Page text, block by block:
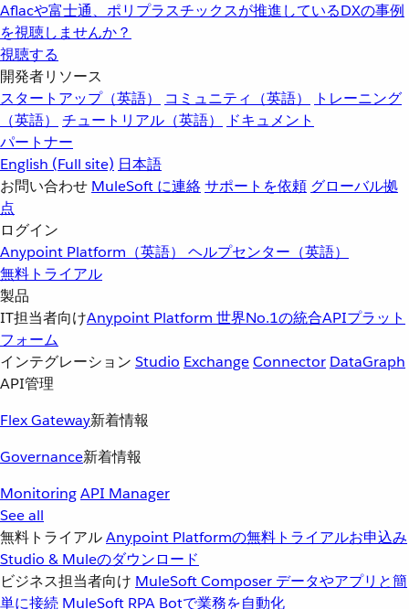
Aflacや富士通、ポリプラスチックスが推進しているDXの事例
を視聴しませんか？
視聴する
開発者リソース
スタートアップ（英語）
コミュニティ（英語）
トレーニング
（英語）
チュートリアル（英語）
ドキュメント
パートナー
English (Full site) 日本語
お問い合わせ MuleSoft に連絡サポートを依頼 グローバル拠
点
ログイン
Anypoint Platform（英語） ヘルプセンター（英語）
無料トライアル
製品
IT担当者向けAnypoint Platform 世界No.1の統合APIプラット
フォーム
インテグレーション Studio ExchangeConnector DataGraph
API管理
Flex Gateway新着情報
Governance新着情報
MonitoringAPI Manager
See all
無料トライアルAnypoint Platformの無料トライアルお申込み
Studio & Muleのダウンロード
ビジネス担当者向け MuleSoft Composer データやアプリと簡
単に接続 MuleSoft RPA Botで業務を自動化